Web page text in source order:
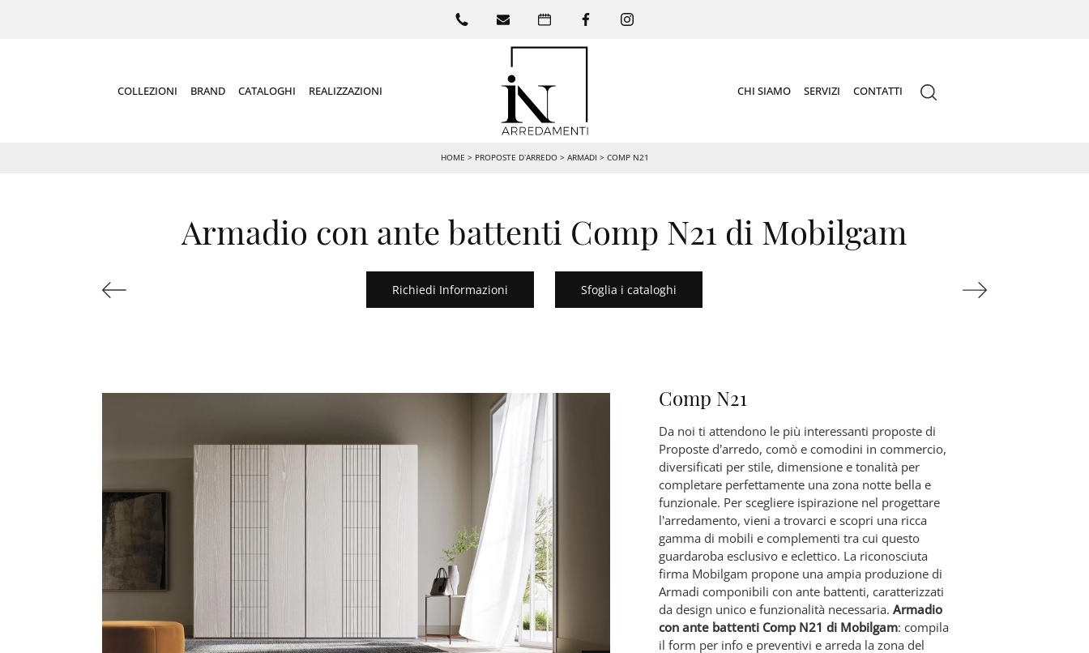
COLLEZIONI BRAND CATALOGHI REALIZZAZIONI CHI SIAMO SERVIZI CONTATTI
HOME > PROPOSTE D’ARREDO> ARMADI > COMP N21
Armadio con ante battenti Comp N21 di Mobilgam
Richiedi Informazioni Sfoglia i cataloghi
Comp N21
Da noi ti attendono le più interessanti proposte di
Proposte d’arredo, comò e comodini in commercio,
diversificati per stile, dimensione e tonalità per
completare perfettamente una zona notte bella e
funzionale. Per scegliere ispirazione nel progettare
l’arredamento, vieni a trovarci e scopri una ricca
gamma di mobili e complementi tra cui questo
guardaroba esclusivo e eclettico. La riconosciuta
firma Mobilgam propone una ampia produzione di
Armadi componibili con ante battenti, caratterizzati
da design unico e funzionalità necessaria. Armadio
con ante battenti Comp N21 di Mobilgam: compila
il form per info e preventivi e arreda la zona del